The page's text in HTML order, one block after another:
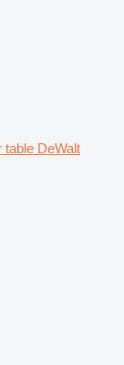
DeWalt